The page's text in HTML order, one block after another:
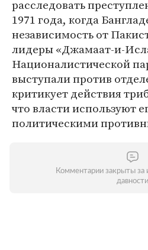
расследовать
1971 года, когда
независимость от
лидеры «Джамаат-и-
Националистической
выступали против
критикует действия
что власти используют
политическими
Комментарии закрыты за
давности